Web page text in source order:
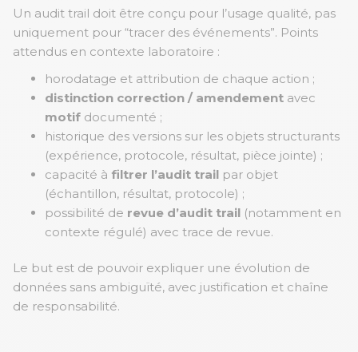
Un audit trail doit être conçu pour l’usage qualité, pas
uniquement pour “tracer des événements”. Points
attendus en contexte laboratoire :
horodatage et attribution de chaque action ;
distinction correction / amendement avec
motif documenté ;
historique des versions sur les objets structurants
(expérience, protocole, résultat, pièce jointe) ;
capacité à filtrer l’audit trail par objet
(échantillon, résultat, protocole) ;
possibilité de revue d’audit trail (notamment en
contexte régulé) avec trace de revue.
Le but est de pouvoir expliquer une évolution de
données sans ambiguïté, avec justification et chaîne
de responsabilité.